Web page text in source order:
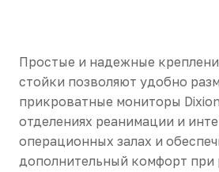
Простые и надежные
стойки позволяют удобно
прикроватные мониторы
отделениях реанимации и
операционных залах и
дополнительный комфорт при